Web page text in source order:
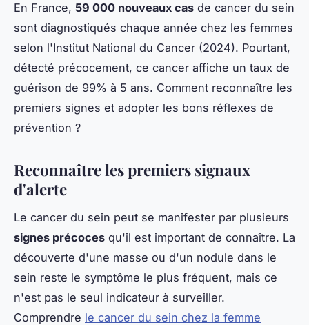
En France, 59 000 nouveaux cas de cancer du sein
sont diagnostiqués chaque année chez les femmes
selon l'Institut National du Cancer (2024). Pourtant,
détecté précocement, ce cancer affiche un taux de
guérison de 99% à 5 ans. Comment reconnaître les
premiers signes et adopter les bons réflexes de
prévention ?
Reconnaître les premiers signaux
d'alerte
Le cancer du sein peut se manifester par plusieurs
signes précoces qu'il est important de connaître. La
découverte d'une masse ou d'un nodule dans le
sein reste le symptôme le plus fréquent, mais ce
n'est pas le seul indicateur à surveiller.
Comprendre le cancer du sein chez la femme